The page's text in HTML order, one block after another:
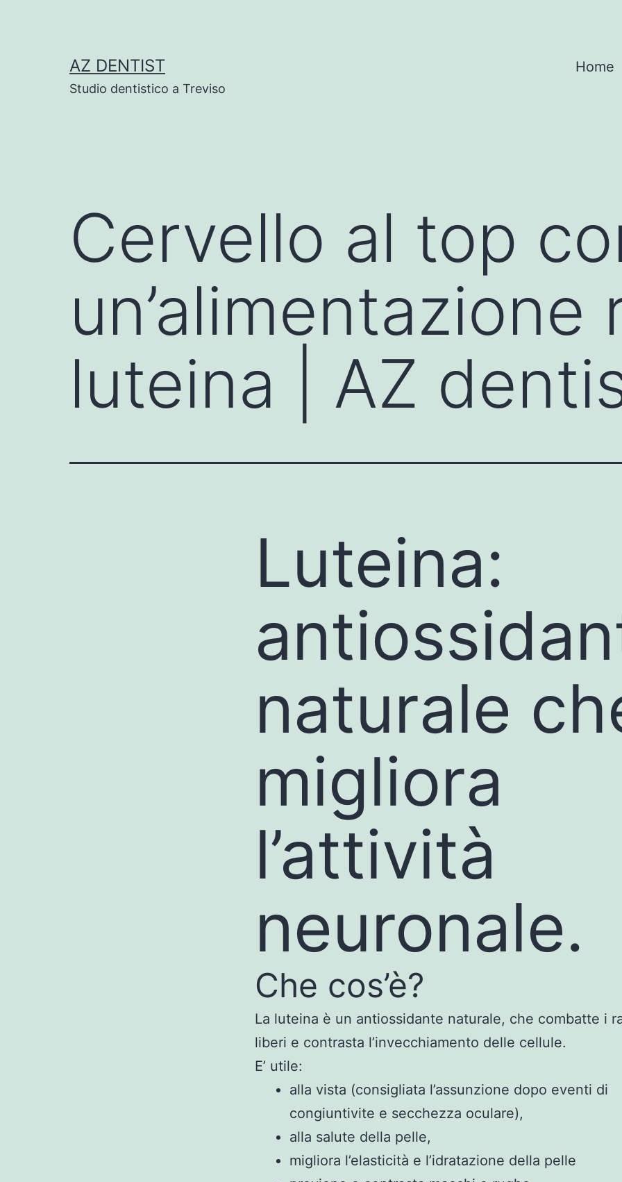
AZ DENTIST
Studio dentistico a Treviso
Home
Cervello al top
un’alimentazione
luteina | AZ
Luteina:
naturale
migliora
l’attività
neuronale.
Che cos’è?
La luteina è un antiossidante naturale, che combatte i
liberi e contrasta l’invecchiamento delle cellule.
E’ utile:
alla vista (consigliata l’assunzione dopo eventi di
congiuntivite e secchezza oculare),
alla salute della pelle,
migliora l’elasticità e l’idratazione della pelle